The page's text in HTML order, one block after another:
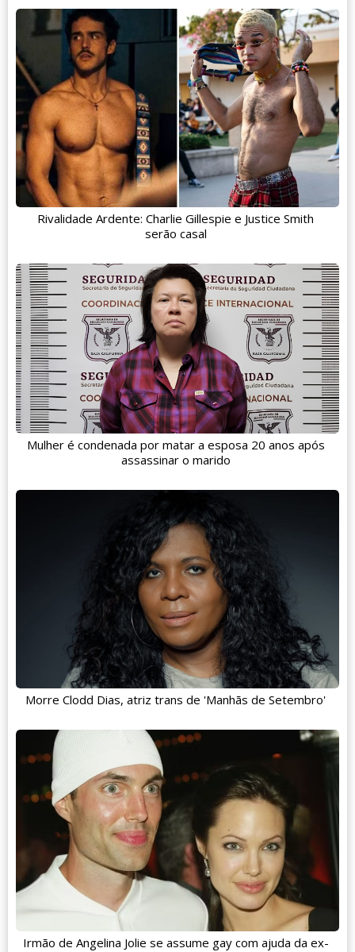
Rivalidade Ardente: Charlie Gillespie e Justice Smith
serão casal
Mulher é condenada por matar a esposa 20 anos após
assassinar o marido
Morre Clodd Dias, atriz trans de 'Manhãs de Setembro'
Irmão de Angelina Jolie se assume gay com ajuda da ex-